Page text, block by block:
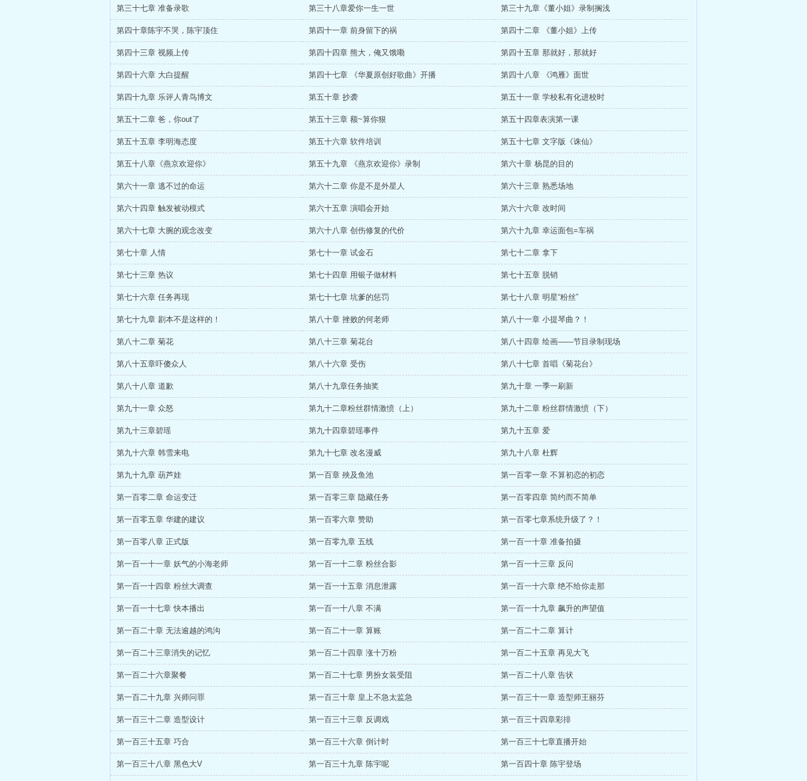
第三十七章 准备录歌 第三十八章爱你一生一世 第三十九章《董小姐》录制搁浅
第四十章陈宇不哭，陈宇顶住 第四十一章 前身留下的祸 第四十二章 《董小姐》上传
第四十三章 视频上传 第四十四章 熊大，俺又饿嘞 第四十五章 那就好，那就好
第四十六章 大白提醒 第四十七章 《华夏原创好歌曲》开播 第四十八章 《鸿雁》面世
第四十九章 乐评人青鸟博文 第五十章 抄袭 第五十一章 学校私有化进校时
第五十二章 爸，你out了 第五十三章 额~算你狠 第五十四章表演第一课
第五十五章 李明海态度 第五十六章 软件培训 第五十七章 文字版《诛仙》
第五十八章《燕京欢迎你》 第五十九章 《燕京欢迎你》录制 第六十章 杨昆的目的
第六十一章 逃不过的命运 第六十二章 你是不是外星人 第六十三章 熟悉场地
第六十四章 触发被动模式 第六十五章 演唱会开始 第六十六章 改时间
第六十七章 大腕的观念改变 第六十八章 创伤修复的代价 第六十九章 幸运面包=车祸
第七十章 人情 第七十一章 试金石 第七十二章 拿下
第七十三章 热议 第七十四章 用银子做材料 第七十五章 脱销
第七十六章 任务再现 第七十七章 坑爹的惩罚 第七十八章 明星“粉丝”
第七十九章 剧本不是这样的！ 第八十章 挫败的何老师 第八十一章 小提琴曲？！
第八十二章 菊花 第八十三章 菊花台 第八十四章 绘画——节目录制现场
第八十五章吓傻众人 第八十六章 受伤 第八十七章 首唱《菊花台》
第八十八章 道歉 第八十九章任务抽奖 第九十章 一季一刷新
第九十一章 众怒 第九十二章粉丝群情激愤（上） 第九十二章 粉丝群情激愤（下）
第九十三章碧瑶 第九十四章碧瑶事件 第九十五章 爱
第九十六章 韩雪来电 第九十七章 改名漫威 第九十八章 杜辉
第九十九章 葫芦娃 第一百章 殃及鱼池 第一百零一章 不算初恋的初恋
第一百零二章 命运变迁 第一百零三章 隐藏任务 第一百零四章 简约而不简单
第一百零五章 华建的建议 第一百零六章 赞助 第一百零七章系统升级了？！
第一百零八章 正式版 第一百零九章 五线 第一百一十章 准备拍摄
第一百一十一章 妖气的小海老师 第一百一十二章 粉丝合影 第一百一十三章 反问
第一百一十四章 粉丝大调查 第一百一十五章 消息泄露 第一百一十六章 绝不给你走那
第一百一十七章 快本播出 第一百一十八章 不满 第一百一十九章 飙升的声望值
第一百二十章 无法逾越的鸿沟 第一百二十一章 算账 第一百二十二章 算计
第一百二十三章消失的记忆 第一百二十四章 涨十万粉 第一百二十五章 再见大飞
第一百二十六章聚餐 第一百二十七章 男扮女装受阻 第一百二十八章 告状
第一百二十九章 兴师问罪 第一百三十章 皇上不急太监急 第一百三十一章 造型师王丽芬
第一百三十二章 造型设计 第一百三十三章 反调戏 第一百三十四章彩排
第一百三十五章 巧合 第一百三十六章 倒计时 第一百三十七章直播开始
第一百三十八章 黑色大V 第一百三十九章 陈宇呢 第一百四十章 陈宇登场